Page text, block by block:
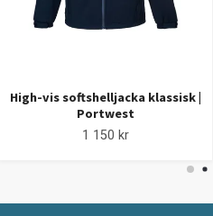
High-vis softshelljacka klassisk |
Portwest
1 150 kr